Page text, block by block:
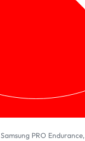
Samsung PRO Endurance,